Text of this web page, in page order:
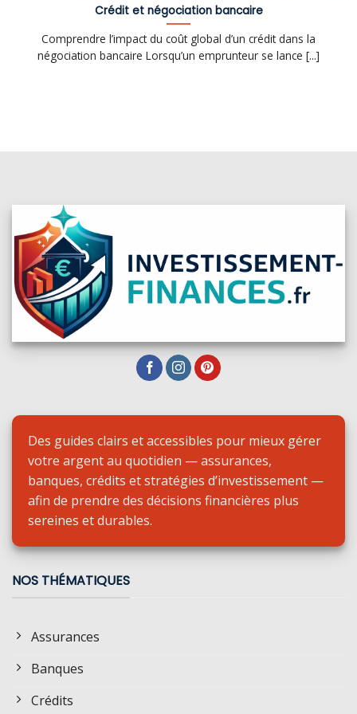
Crédit et négociation bancaire
Comprendre l’impact du coût global d’un crédit dans la
négociation bancaire Lorsqu’un emprunteur se lance [...]
Des guides clairs et accessibles pour mieux gérer
votre argent au quotidien — assurances,
banques, crédits et stratégies d’investissement —
afin de prendre des décisions financières plus
sereines et durables.
NOS THÉMATIQUES
Assurances
Banques
Crédits